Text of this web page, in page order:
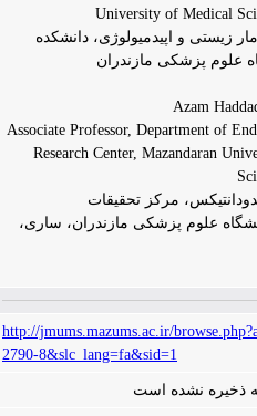
University of Medical
زیستی و اپیدمیولوژی، دانشکده
علوم پزشکی مازندران
Associate Professor, Department of
Research Center, Mazandaran
مرکز تحقیقات
علوم پزشکی مازندران، ساری،
http://jmums.mazums.ac.ir/
2790-8&slc_lang=fa&sid=1
ذخیره نشده است